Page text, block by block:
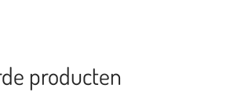
producten